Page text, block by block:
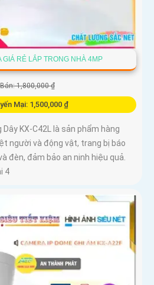
GIÁ RẺ LẮP TRONG NHÀ 4MP
1,800,000 ₫
Mại: 1,500,000 ₫
KX-C42L là sản phẩm hàng
người và động vật, trang bị báo
đèn, đảm bảo an ninh hiệu quả.
4